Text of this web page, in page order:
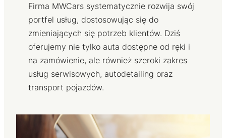
Firma MWCars systematycznie rozwija swój
portfel usług, dostosowując się do
zmieniających się potrzeb klientów. Dziś
oferujemy nie tylko auta dostępne od ręki i
na zamówienie, ale również szeroki zakres
usług serwisowych, autodetailing oraz
transport pojazdów.